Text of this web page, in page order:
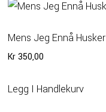
Mens Jeg Ennå Husker
Kr 350,00
Legg I Handlekurv